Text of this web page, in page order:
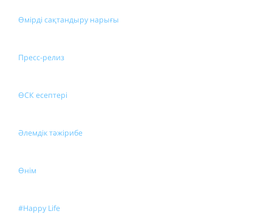
Өмірді сақтандыру нарығы
Пресс-релиз
ӨСК есептері
Әлемдік тәжірибе
Өнім
#Happy Life